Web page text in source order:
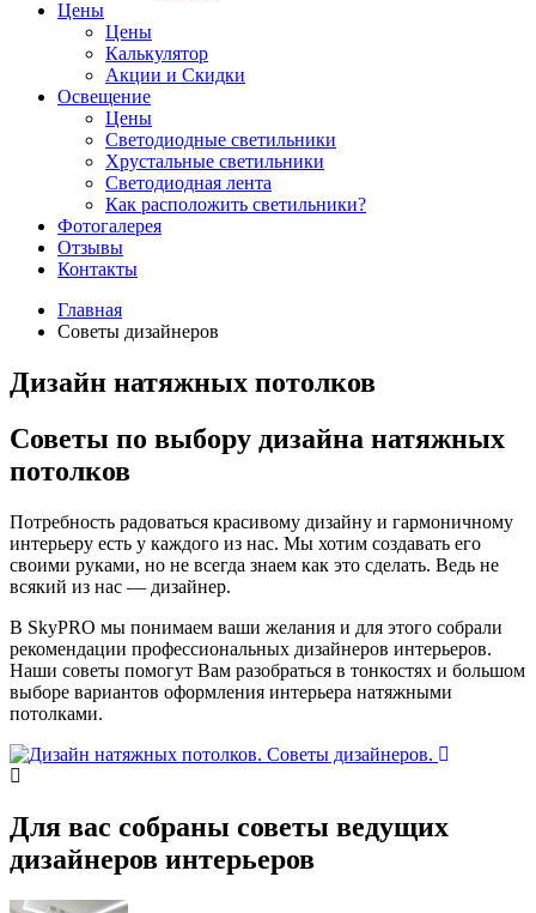
Цены
Цены
Калькулятор
Акции и Скидки
Освещение
Цены
Светодиодные светильники
Хрустальные светильники
Светодиодная лента
Как расположить светильники?
Фотогалерея
Отзывы
Контакты
Главная
Советы дизайнеров
Дизайн натяжных потолков
Советы по выбору дизайна натяжных
потолков
Потребность радоваться красивому дизайну и гармоничному
интерьеру есть у каждого из нас. Мы хотим создавать его
своими руками, но не всегда знаем как это сделать. Ведь не
всякий из нас — дизайнер.
В SkyPRO мы понимаем ваши желания и для этого собрали
рекомендации профессиональных дизайнеров интерьеров.
Наши советы помогут Вам разобраться в тонкостях и большом
выборе вариантов оформления интерьера натяжными
потолками.
Для вас собраны советы ведущих
дизайнеров интерьеров